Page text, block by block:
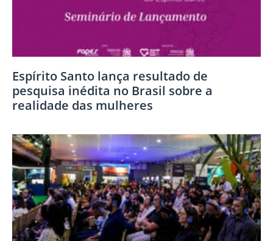
Espírito Santo lança resultado de
pesquisa inédita no Brasil sobre a
realidade das mulheres